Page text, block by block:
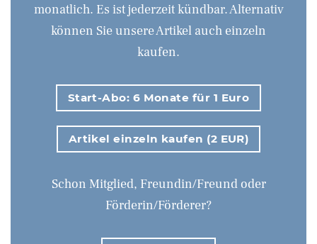
monatlich. Es ist jederzeit kündbar. Alternativ
können Sie unsere Artikel auch einzeln
kaufen.
Start-Abo: 6 Monate für 1 Euro
Artikel einzeln kaufen (2 EUR)
Schon Mitglied, Freundin/Freund oder
Förderin/Förderer?